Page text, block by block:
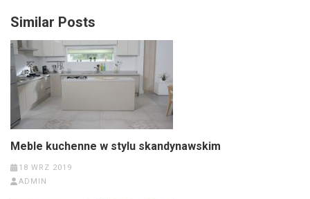
Similar Posts
Meble kuchenne w stylu skandynawskim
18 WRZ 2019
ADMIN